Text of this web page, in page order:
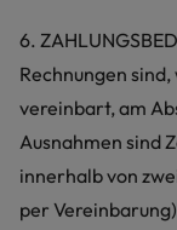
6.
Rechnungen
vereinbart, am
Ausnahmen sind
innerhalb von
per